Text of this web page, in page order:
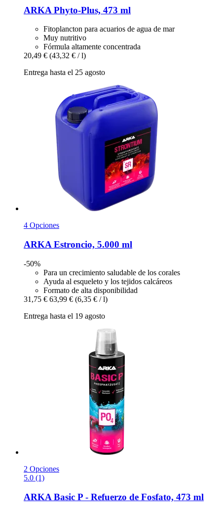
ARKA Phyto-​Plus, 473 ml
Fitoplancton para acuarios de agua de mar
Muy nutritivo
Fórmula altamente concentrada
20,49 € (43,32 € / l)
Entrega hasta el 25 agosto
4 Opciones
ARKA Estroncio, 5.000 ml
-50%
Para un crecimiento saludable de los corales
Ayuda al esqueleto y los tejidos calcáreos
Formato de alta disponibilidad
31,75 € 63,99 € (6,35 € / l)
Entrega hasta el 19 agosto
2 Opciones
5.0 (1)
ARKA Basic P -​ Refuerzo de Fosfato, 473 ml